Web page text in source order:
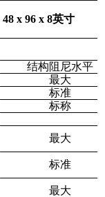
48 x 96 x 8英寸
结构阻尼水平
最大
标准
标称
最大
标准
最大